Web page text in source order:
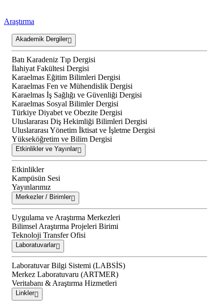
Araştırma
Akademik Dergiler
Batı Karadeniz Tıp Dergisi
İlahiyat Fakültesi Dergisi
Karaelmas Eğitim Bilimleri Dergisi
Karaelmas Fen ve Mühendislik Dergisi
Karaelmas İş Sağlığı ve Güvenliği Dergisi
Karaelmas Sosyal Bilimler Dergisi
Türkiye Diyabet ve Obezite Dergisi
Uluslararası Diş Hekimliği Bilimleri Dergisi
Uluslararası Yönetim İktisat ve İşletme Dergisi
Yükseköğretim ve Bilim Dergisi
Etkinlikler ve Yayınlar
Etkinlikler
Kampüsün Sesi
Yayınlarımız
Merkezler / Birimler
Uygulama ve Araştırma Merkezleri
Bilimsel Araştırma Projeleri Birimi
Teknoloji Transfer Ofisi
Laboratuvarlar
Laboratuvar Bilgi Sistemi (LABSİS)
Merkez Laboratuvaru (ARTMER)
Veritabanı & Araştırma Hizmetleri
Linkler